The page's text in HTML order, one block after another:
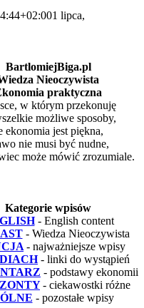
1 lipca,
BartlomiejBiga.pl
Nieoczywista
praktyczna
w którym przekonuję
możliwe sposoby,
ekonomia jest piękna,
nie musi być nudne,
może mówić zrozumiale.
Kategorie wpisów
- English content
- Wiedza Nieoczywista
- najważniejsze wpisy
- linki do wystąpień
- podstawy ekonomii
- ciekawostki różne
- pozostałe wpisy